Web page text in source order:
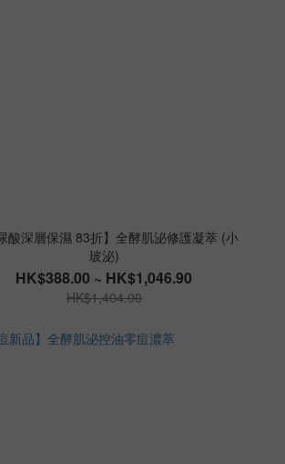
酸深層保濕 83折】全酵肌泌修護凝萃 (小
玻泌)
HK$388.00 ~ HK$1,046.90
HK$1,404.00